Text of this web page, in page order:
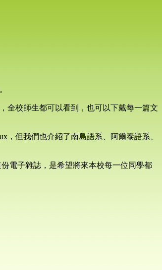
全校師生都可以看到，也可以下戴每一篇文
，但我們也介紹了南島語系、阿爾泰語系、
電子雜誌，是希望將來本校每一位同學都